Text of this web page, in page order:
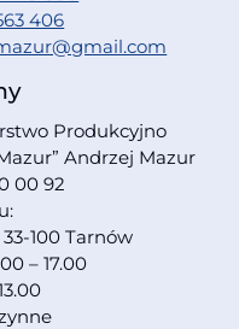
406
Produkcyjno
Andrzej Mazur
00 92
33-100 Tarnów
– 17.00